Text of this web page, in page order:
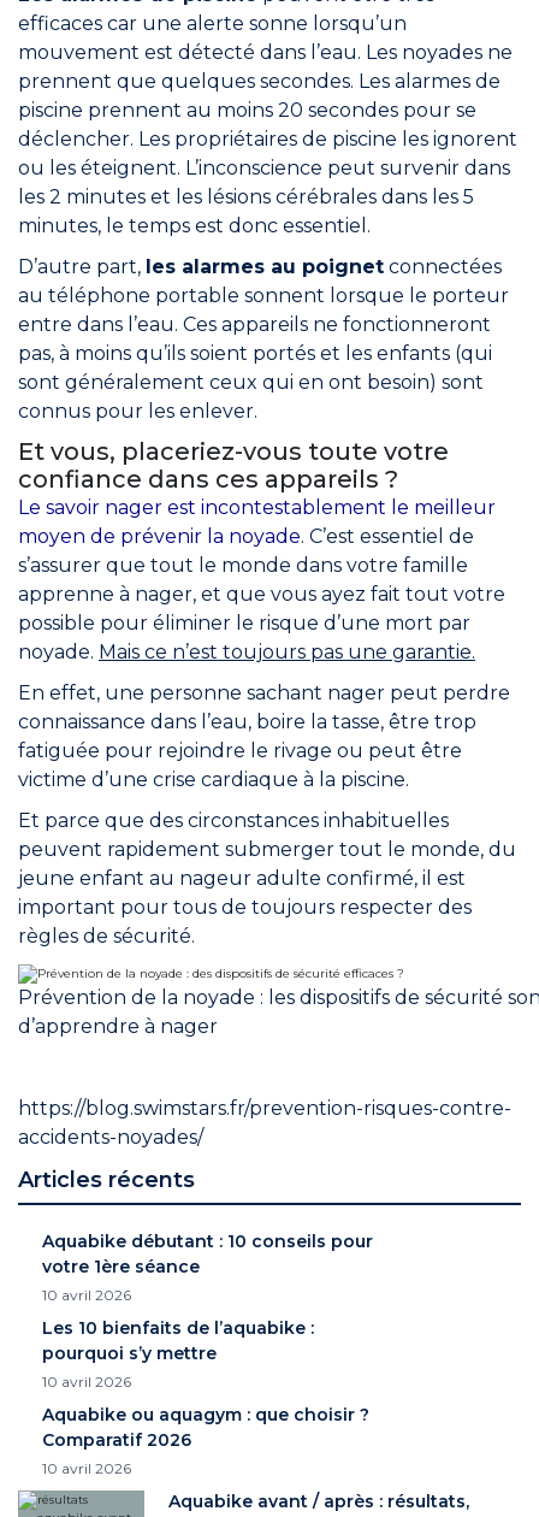
efficaces car une alerte sonne lorsqu’un
mouvement est détecté dans l’eau. Les noyades ne
prennent que quelques secondes. Les alarmes de
piscine prennent au moins 20 secondes pour se
déclencher. Les propriétaires de piscine les ignorent
ou les éteignent. L’inconscience peut survenir dans
les 2 minutes et les lésions cérébrales dans les 5
minutes, le temps est donc essentiel.
D’autre part, les alarmes au poignet connectées
au téléphone portable sonnent lorsque le porteur
entre dans l’eau. Ces appareils ne fonctionneront
pas, à moins qu’ils soient portés et les enfants (qui
sont généralement ceux qui en ont besoin) sont
connus pour les enlever.
Et vous, placeriez-vous toute votre
confiance dans ces appareils ?
Le savoir nager est incontestablement le meilleur
moyen de prévenir la noyade. C’est essentiel de
s’assurer que tout le monde dans votre famille
apprenne à nager, et que vous ayez fait tout votre
possible pour éliminer le risque d’une mort par
noyade. Mais ce n’est toujours pas une garantie.
En effet, une personne sachant nager peut perdre
connaissance dans l’eau, boire la tasse, être trop
fatiguée pour rejoindre le rivage ou peut être
victime d’une crise cardiaque à la piscine.
Et parce que des circonstances inhabituelles
peuvent rapidement submerger tout le monde, du
jeune enfant au nageur adulte confirmé, il est
important pour tous de toujours respecter des
règles de sécurité.
Prévention de la noyade : les dispositifs de sécurité
d’apprendre à nager
https://blog.swimstars.fr/prevention-risques-contre-
accidents-noyades/
Articles récents
Aquabike débutant : 10 conseils pour
votre 1ère séance
10 avril 2026
Les 10 bienfaits de l’aquabike :
pourquoi s’y mettre
10 avril 2026
Aquabike ou aquagym : que choisir ?
Comparatif 2026
10 avril 2026
Aquabike avant / après : résultats,